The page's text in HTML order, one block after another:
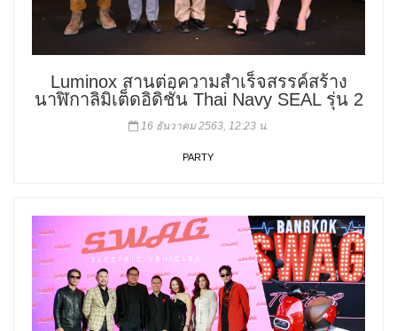
Luminox สานต่อความสำเร็จสรรค์สร้าง
นาฬิกาลิมิเต็ดอิดิชั่น Thai Navy SEAL รุ่น 2
16 ธันวาคม 2563, 12:23 น.
PARTY